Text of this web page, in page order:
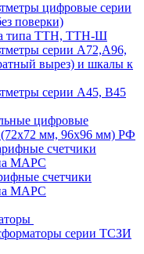
цифровые серии
поверки)
типа ТТН, ТТН-Ш
серии А72,А96,
вырез) и шкалы к
серии А45, В45
цифровые
мм, 96х96 мм) РФ
счетчики
МАРС
счетчики
МАРС
серии ТСЗИ